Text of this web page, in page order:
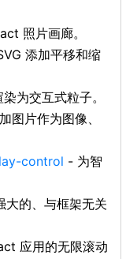
照片画廊。
添加平移和缩
为交互式粒子。
图片作为图像、
control - 为智
大的、与框架无关
应用的无限滚动